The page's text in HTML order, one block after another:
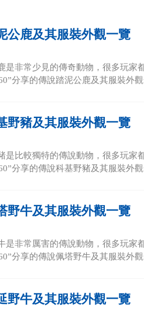
公鹿及其服裝外觀一覽
是非常少見的傳奇動物，很多玩
分享的傳說踏泥公鹿及其服裝外
野豬及其服裝外觀一覽
是比較獨特的傳說動物，很多玩
分享的傳說科基野豬及其服裝外
野牛及其服裝外觀一覽
是非常厲害的傳說動物，很多玩
分享的傳說佩塔野牛及其服裝外
野牛及其服裝外觀一覽